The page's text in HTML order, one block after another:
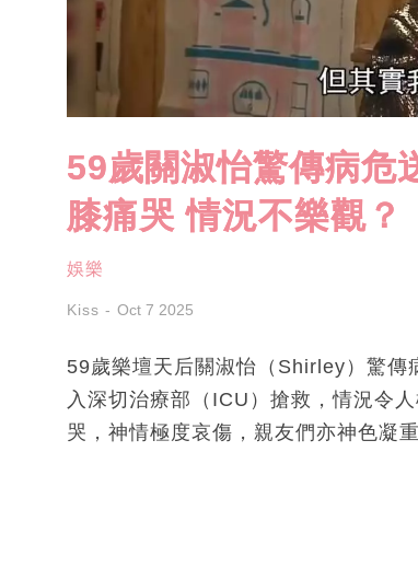
59歲關淑怡驚傳病危
膝痛哭 情況不樂觀？
娛樂
Kiss Oct 7 2025
59歲樂壇天后關淑怡（Shirley）驚傳
入深切治療部（ICU）搶救，情況令
哭，神情極度哀傷，親友們亦神色凝